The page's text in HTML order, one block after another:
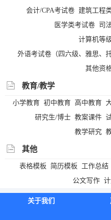
会计/CPA考试卷 建筑工程
医学类考试卷 司
计算机等
外语考试卷（四六级、雅思、托
其他资
教育/教学
小学教育 初中教育 高中教育
研究生/博士 教案课件
教学研究
其他
表格模板 简历模板 工作总结
公文写作
关于我们